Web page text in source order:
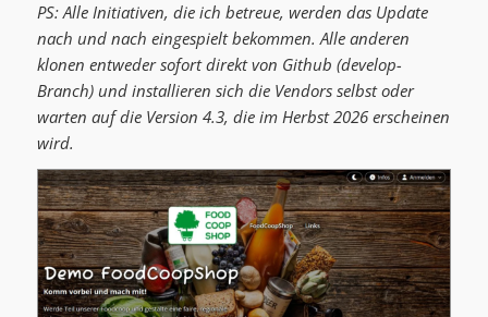
PS: Alle Initiativen, die ich betreue, werden das Update
nach und nach eingespielt bekommen. Alle anderen
klonen entweder sofort direkt von Github (develop-
Branch) und installieren sich die Vendors selbst oder
warten auf die Version 4.3, die im Herbst 2026 erscheinen
wird.